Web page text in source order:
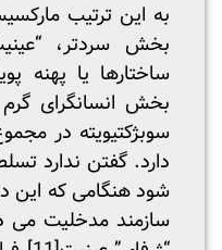
به این ترتیب
بخش سردتر،
ساختارها یا پهنه
بخش انسانگرای
سوبژکتیویته در
دارد. گفتن ندارد
شود هنگامی که این
سازمند مدخلیت